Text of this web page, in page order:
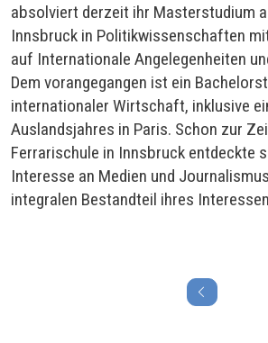
absolviert derzeit ihr Masterstudium
Innsbruck in Politikwissenschaften
auf Internationale Angelegenheiten
Dem vorangegangen ist ein
internationaler Wirtschaft, inklusive
Auslandsjahres in Paris. Schon zur
Ferrarischule in Innsbruck entdeckte
Interesse an Medien und
integralen Bestandteil ihres